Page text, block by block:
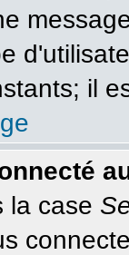
il
la case